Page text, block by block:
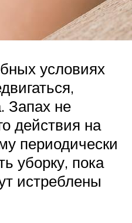
условиях
Запах не
действия на
периодически
уборку, пока
истреблены